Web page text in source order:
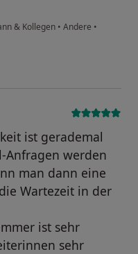
& Kollegen • Andere •
ist gerademal
Anfragen werden
man dann eine
Wartezeit in der
ist sehr
sehr